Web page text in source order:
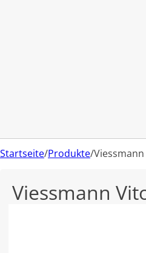
Startseite/Produkte/
Viessmann